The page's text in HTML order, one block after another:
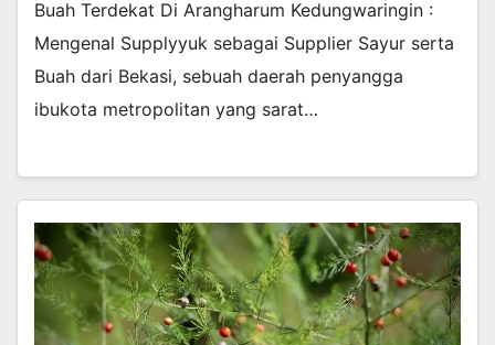
Buah Terdekat Di Arangharum Kedungwaringin :
Mengenal Supplyyuk sebagai Supplier Sayur serta
Buah dari Bekasi, sebuah daerah penyangga
ibukota metropolitan yang sarat…